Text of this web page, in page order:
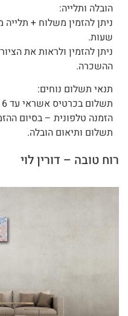
הובלה ותלייה:
שעות.
ניתן להזמין ולראות את
ההשכרה.
תנאי תשלום נוחים:
תשלום בכרטיס אשראי עד 6 תשלומים ללא ריבית.
הזמנה טלפונית – בסיום
תשלום ותיאום הובלה.
רוח טובה – דורין לוי